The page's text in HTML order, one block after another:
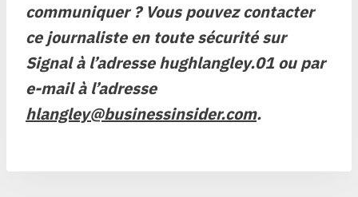
communiquer ? Vous pouvez contacter
ce journaliste en toute sécurité sur
Signal à l’adresse hughlangley.01 ou par
e-mail à l’adresse
hlangley@businessinsider.com.